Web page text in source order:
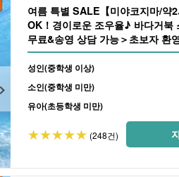
여름 특별 SALE【미야코지마/약
OK！경이로운 조우율♪ 바다거북
무료&송영 상담 가능＞초보자 환
성인(중학생 이상)
소인(중학생 미만)
유아(초등학생 미만)
(248건)